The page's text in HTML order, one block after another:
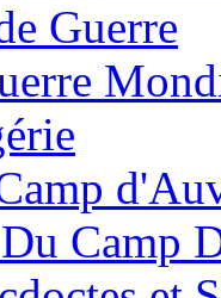
Guerre
Camp